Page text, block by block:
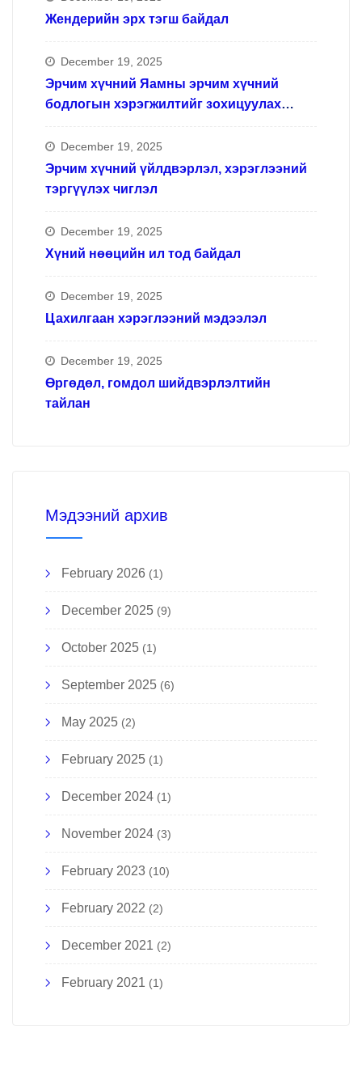
Жендерийн эрх тэгш байдал
December 19, 2025
Эрчим хүчний Яамны эрчим хүчний
бодлогын хэрэгжилтийг зохицуулах
December 19, 2025
Эрчим хүчний үйлдвэрлэл, хэрэглээний
тэргүүлэх чиглэл
December 19, 2025
Хүний нөөцийн ил тод байдал
December 19, 2025
Цахилгаан хэрэглээний мэдээлэл
December 19, 2025
Өргөдөл, гомдол шийдвэрлэлтийн
тайлан
Мэдээний архив
February 2026 (1)
December 2025 (9)
October 2025 (1)
September 2025 (6)
May 2025 (2)
February 2025 (1)
December 2024 (1)
November 2024 (3)
February 2023 (10)
February 2022 (2)
December 2021 (2)
February 2021 (1)